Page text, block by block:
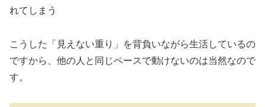
れてしまう
こうした「見えない重り」を背負いながら生活しているの
ですから、他の人と同じペースで動けないのは当然なので
す。